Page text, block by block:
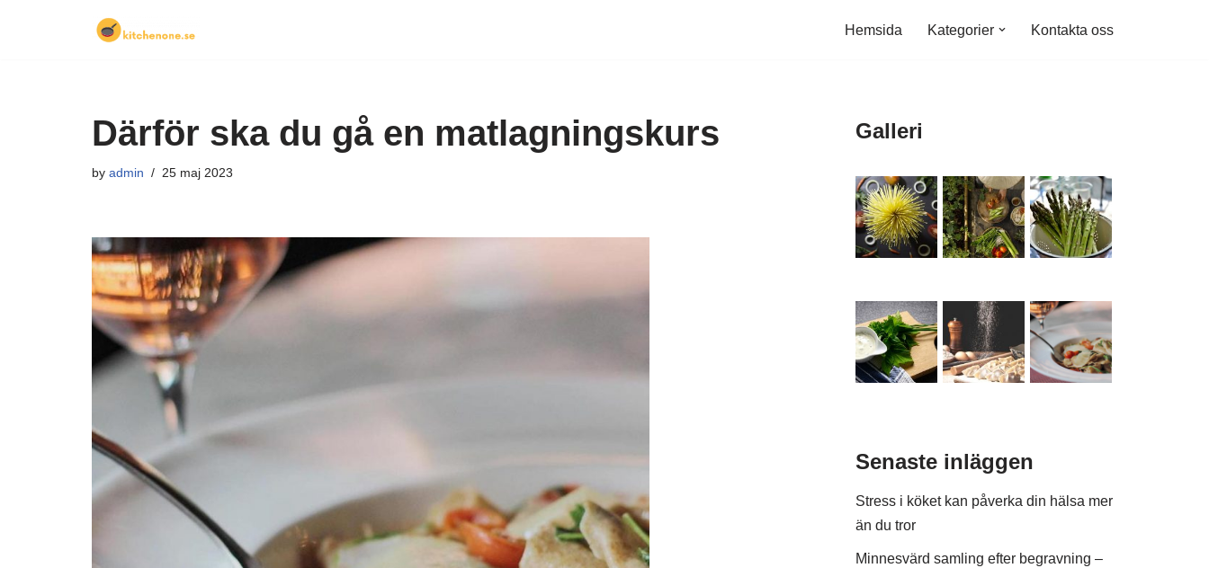
Hemsida Kategorier Kontakta oss
Därför ska du gå en matlagningskurs
by admin 25 maj 2023
Galleri
Senaste inläggen
Stress i köket kan påverka din hälsa mer
än du tror
Minnesvärd samling efter begravning –